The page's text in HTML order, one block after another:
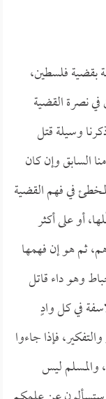
بقضية فلسطين،
في نصرة القضية
وسيلة قتل
السابق وإن كان
في فهم القضية
أو على أكثر
ثم هو إن فهمها
وهو داء قاتل
في كل وادٍ
فإذا جاءوا
والمسلم ليس